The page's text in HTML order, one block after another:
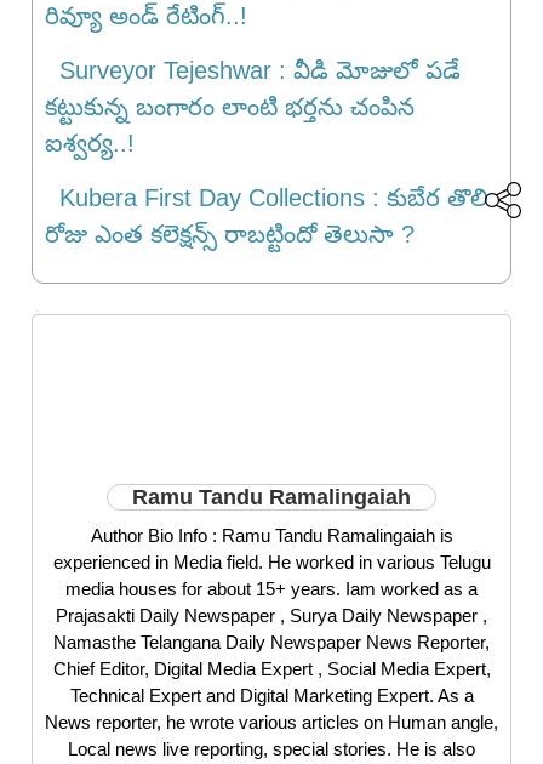
రివ్యూ అండ్ రేటింగ్..!
Surveyor Tejeshwar : వీడి మోజులో పడే
కట్టుకున్న బంగారం లాంటి భర్తను చంపిన
ఐశ్వర్య..!
Kubera First Day Collections : కుబేర తొలి
రోజు ఎంత క‌లెక్ష‌న్స్ రాబ‌ట్టిందో తెలుసా ?
Ramu Tandu Ramalingaiah
Author Bio Info : Ramu Tandu Ramalingaiah is
experienced in Media field. He worked in various Telugu
media houses for about 15+ years. Iam worked as a
Prajasakti Daily Newspaper , Surya Daily Newspaper ,
Namasthe Telangana Daily Newspaper News Reporter,
Chief Editor, Digital Media Expert , Social Media Expert,
Technical Expert and Digital Marketing Expert. As a
News reporter, he wrote various articles on Human angle,
Local news live reporting, special stories. He is also